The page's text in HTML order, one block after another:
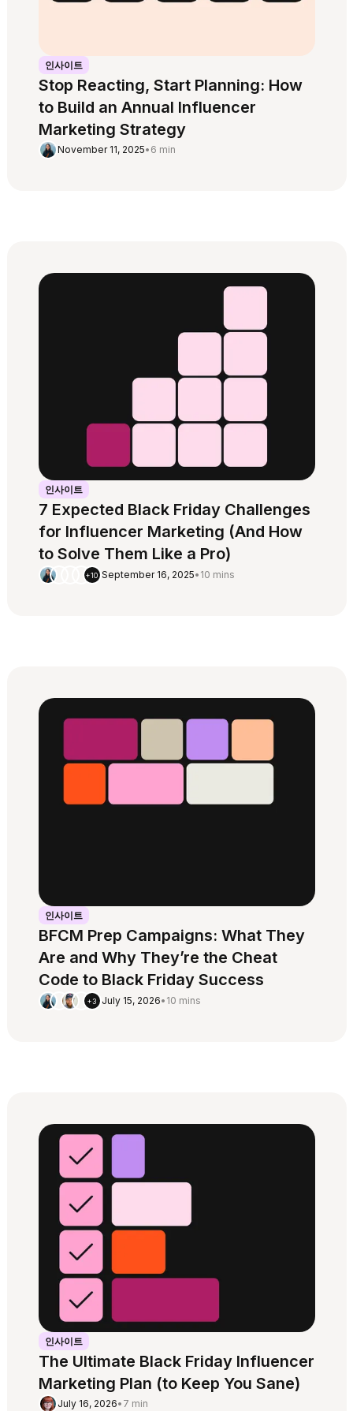
인사이트
Stop Reacting, Start Planning: How
to Build an Annual Influencer
Marketing Strategy
November 11, 2025• 6 min
인사이트
7 Expected Black Friday Challenges
for Influencer Marketing (And How
to Solve Them Like a Pro)
+10 September 16, 2025• 10 mins
인사이트
BFCM Prep Campaigns: What They
Are and Why They’re the Cheat
Code to Black Friday Success
+3 July 15, 2026• 10 mins
인사이트
The Ultimate Black Friday Influencer
Marketing Plan (to Keep You Sane)
July 16, 2026• 7 min